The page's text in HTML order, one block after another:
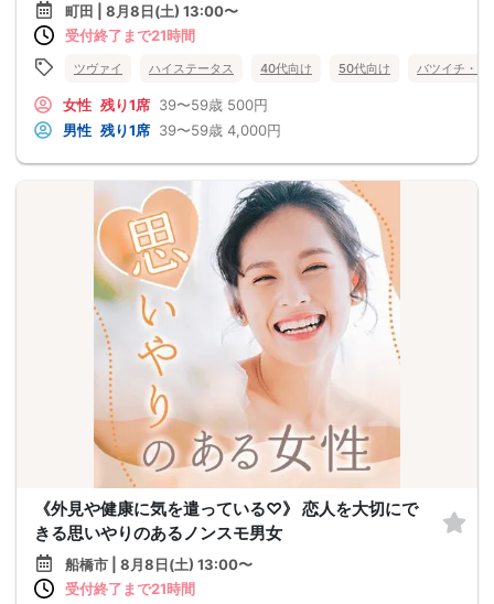
町田 | 8月8日(土) 13:00〜
受付終了まで21時間
ツヴァイ ハイステータス 40代向け 50代向け バツイチ・再
女性 残り1席 39〜59歳 500円
男性 残り1席 39〜59歳 4,000円
《外見や健康に気を遣っている♡》 恋人を大切にで
きる思いやりのあるノンスモ男女
船橋市 | 8月8日(土) 13:00〜
受付終了まで21時間